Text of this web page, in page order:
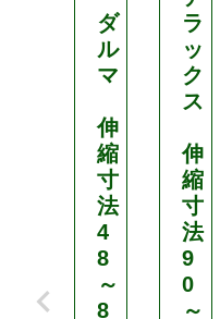
ダ
ル
マ
伸
縮
寸
法
4
8
～
8
ラ
ッ
ク
ス
伸
縮
寸
法
9
0
～